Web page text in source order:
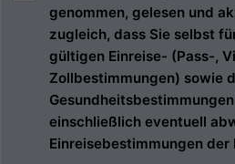
genommen, gelesen und
zugleich, dass Sie selbst
gültigen Einreise- (Pass-,
Zollbestimmungen) sowie
einschließlich eventuell
Einreisebestimmungen der